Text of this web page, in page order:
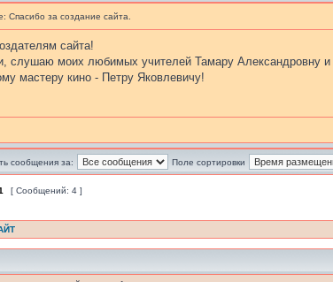
Спасибо за создание сайта.
сайта!
слушаю моих любимых учителей Тамару Александровну
мастеру кино - Петру Яковлевичу!
сообщения за: Поле сортировки
[ Сообщений: 4 ]